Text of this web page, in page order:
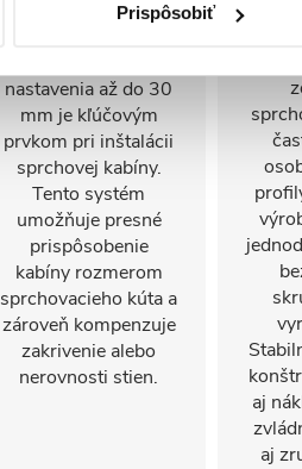
Prispôsobiť
nastavenia až do 30
mm je kľúčovým
prvkom pri inštalácii
sprchovej kabíny.
Tento systém
umožňuje presné
prispôsobenie
kabíny rozmerom
sprchovacieho kúta a
zároveň kompenzuje
zakrivenie alebo
nerovnosti stien.
aj
aj